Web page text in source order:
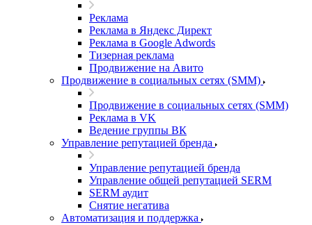
Реклама
Реклама в Яндекс Директ
Реклама в Google Adwords
Тизерная реклама
Продвижение на Авито
Продвижение в социальных сетях (SMM)
Продвижение в социальных сетях (SMM)
Реклама в VK
Ведение группы ВК
Управление репутацией бренда
Управление репутацией бренда
Управление общей репутацией SERM
SERM аудит
Снятие негатива
Автоматизация и поддержка